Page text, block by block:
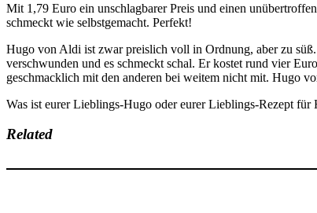
Mit 1,79 Euro ein unschlagbarer Preis und einen
schmeckt wie selbstgemacht. Perfekt!
Hugo von Aldi ist zwar preislich voll in Ordnung, aber zu
verschwunden und es schmeckt schal. Er kostet rund vier
geschmacklich mit den anderen bei weitem nicht mit. Hugo
Was ist eurer Lieblings-Hugo oder eurer Lieblings-Rezept für
Related